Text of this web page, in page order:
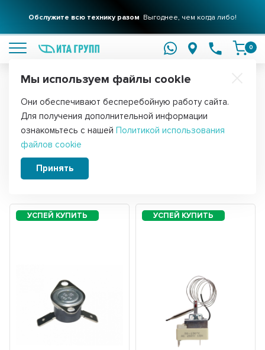
Обслужите всю технику разом Выгоднее, чем когда либо!
0
Главная Запчасти для газовых и электрических плит
Термостаты для электроплит
Сортировать:
Мы используем файлы cookie
Они обеспечивают бесперебойную работу сайта.
Для получения дополнительной информации
ознакомьтесь с нашей Политикой использования
файлов cookie
Принять